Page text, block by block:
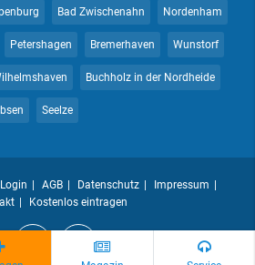
Bad Zwischenahn Nordenham
Petershagen Bremerhaven Wunstorf
Buchholz in der Nordheide
Seelze
Login AGB Datenschutz
Impressum
Kostenlos eintragen